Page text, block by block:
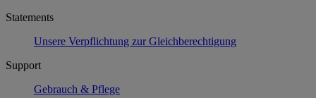
Statements
Unsere Verpflichtung zur Gleichberechtigung
Support
Gebrauch & Pflege